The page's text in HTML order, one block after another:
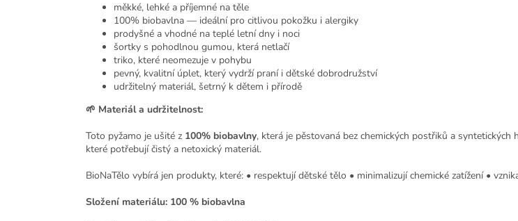
měkké, lehké a příjemné na těle
100% biobavlna — ideální pro citlivou pokožku i alergiky
prodyšné a vhodné na teplé letní dny i noci
šortky s pohodlnou gumou, která netlačí
triko, které neomezuje v pohybu
pevný, kvalitní úplet, který vydrží praní i dětské dobrodružství
udržitelný materiál, šetrný k dětem i přírodě
🌱 Materiál a udržitelnost:
Toto pyžamo je ušité z 100% biobavlny, která je pěstovaná bez chemických postřiků a
které potřebují čistý a netoxický materiál.
BioNaTělo vybírá jen produkty, které: • respektují dětské tělo • minimalizují chemické zatížení •
Složení materiálu: 100 % biobavlna